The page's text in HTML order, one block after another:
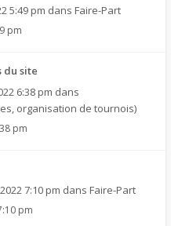
5:49 pm dans Faire-Part
pm
du site
6:38 pm dans
organisation de tournois)
pm
7:10 pm dans Faire-Part
pm